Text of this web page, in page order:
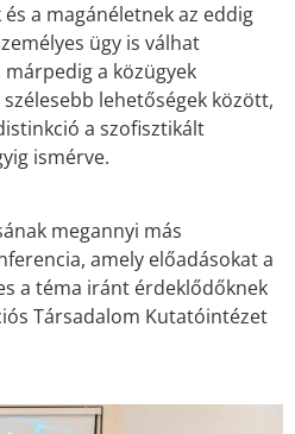
a magánéletnek az eddig
ügy is válhat
a közügyek
lehetőségek között,
a szofisztikált
ismérve.
megannyi más
amely előadásokat a
a téma iránt érdeklődőknek
Társadalom Kutatóintézet